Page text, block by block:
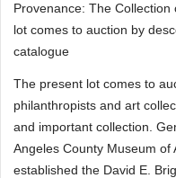
Provenance: The
lot comes to auction by
catalogue
The present lot comes to
philanthropists and art
and important collection.
Angeles County Museum of
established the David E.